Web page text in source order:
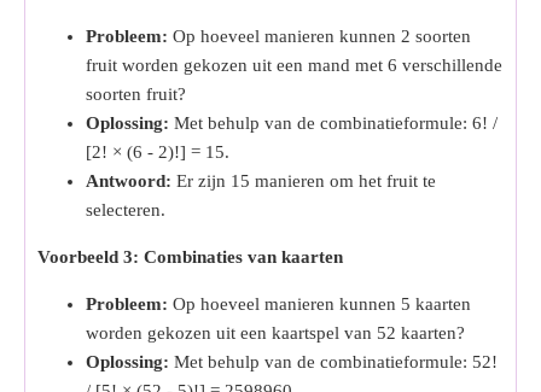
Probleem: Op hoeveel manieren kunnen 2 soorten
fruit worden gekozen uit een mand met 6 verschillende
soorten fruit?
Oplossing: Met behulp van de combinatieformule: 6! /
[2! × (6 - 2)!] = 15.
Antwoord: Er zijn 15 manieren om het fruit te
selecteren.
Voorbeeld 3: Combinaties van kaarten
Probleem: Op hoeveel manieren kunnen 5 kaarten
worden gekozen uit een kaartspel van 52 kaarten?
Oplossing: Met behulp van de combinatieformule: 52!